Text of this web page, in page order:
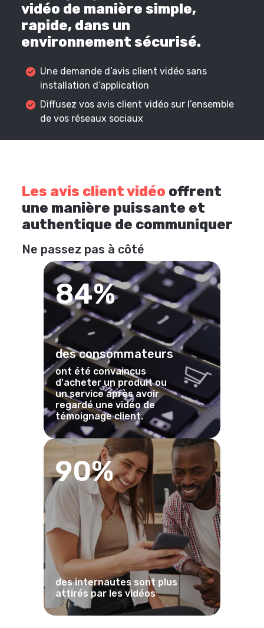
vidéo de manière simple,
rapide, dans un
environnement sécurisé.
Une demande d’avis client vidéo sans
installation d’application
Diffusez vos avis client vidéo sur l’ensemble
de vos réseaux sociaux
Les avis client vidéo offrent
une manière puissante et
authentique de communiquer
Ne passez pas à côté
84%
des consommateurs
ont été convaincus
d'acheter un produit ou
un service après avoir
regardé une vidéo de
témoignage client.
90%
des internautes sont plus
attirés par les vidéos